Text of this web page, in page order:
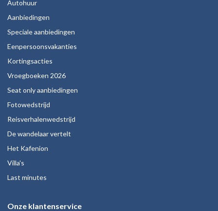
Autohuur
Aanbiedingen
Speciale aanbiedingen
Eenpersoonsvakanties
Kortingsacties
Vroegboeken 2026
Seat only aanbiedingen
Fotowedstrijd
Reisverhalenwedstrijd
De wandelaar vertelt
Het Kafenion
Villa's
Last minutes
Onze klantenservice